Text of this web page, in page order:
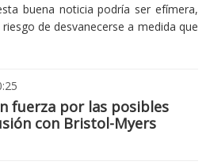
buena noticia podría ser efímera,
de desvanecerse a medida que
fuerza por las posibles
con Bristol-Myers